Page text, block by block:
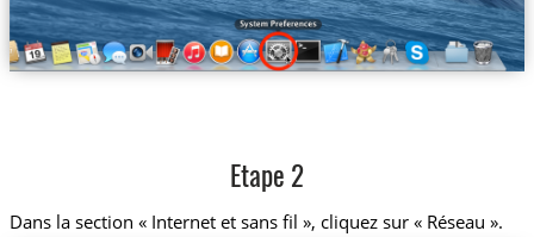
Etape 2
Dans la section « Internet et sans fil », cliquez sur « Réseau ».